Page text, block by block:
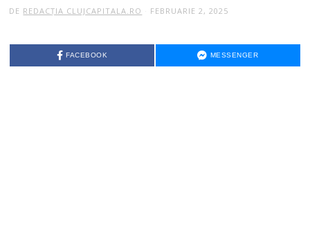
DE REDACȚIA CLUJCAPITALA.RO FEBRUARIE 2, 2025
FACEBOOK MESSENGER